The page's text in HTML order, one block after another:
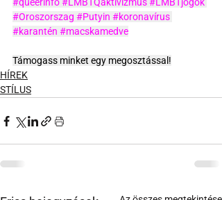
#Oroszorszag #Putyin #koronavírus
#karantén #macskamedve
Támogass minket egy megosztással!
HÍREK
STÍLUS